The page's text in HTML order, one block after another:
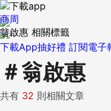
下載App抽好禮 訂閱電子
商周
翁啟惠 相關標籤
＃翁啟惠
共有 32 則相關文章